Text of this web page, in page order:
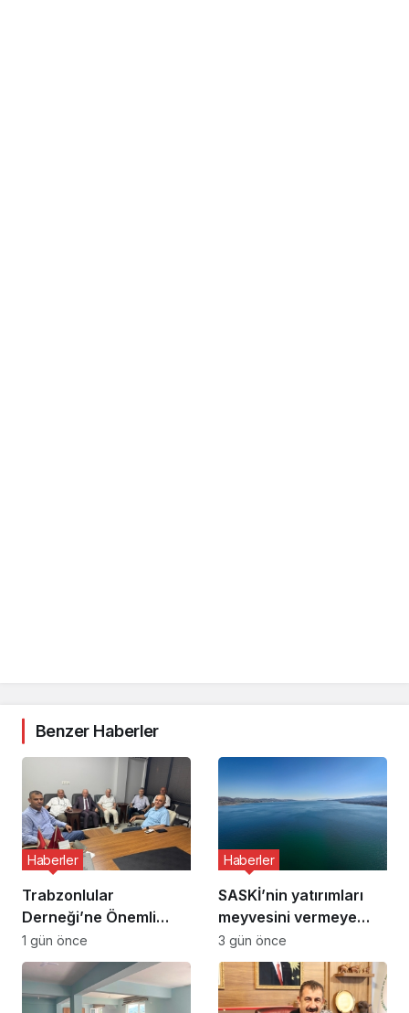
Benzer Haberler
Trabzonlular
Derneği’ne Önemli
Ziyaret
Haberler
1 gün önce
SASKİ’nin yatırımları
meyvesini vermeye
başladı:
Haberler
3 gün önce